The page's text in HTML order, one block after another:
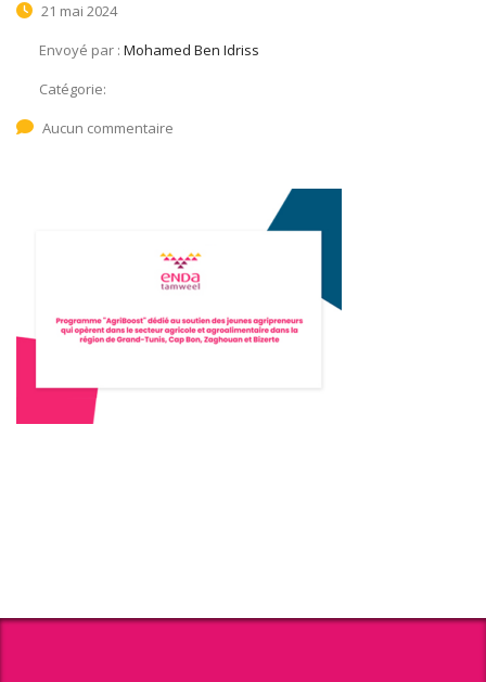
21 mai 2024
Envoyé par : Mohamed Ben Idriss
Catégorie:
Aucun commentaire